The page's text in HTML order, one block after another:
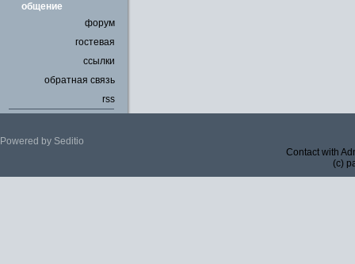
общение
форум
гостевая
ссылки
обратная связь
rss
Powered by Seditio
Contact with
(c)